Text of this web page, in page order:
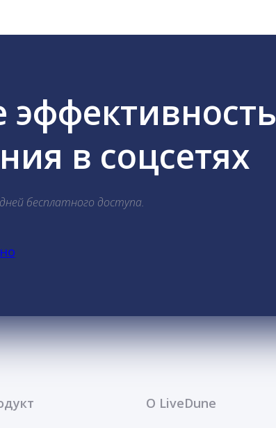
эффективность
в соцсетях
бесплатного доступа.
О LiveDune